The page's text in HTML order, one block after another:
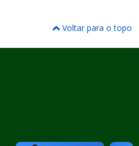
Voltar para o topo